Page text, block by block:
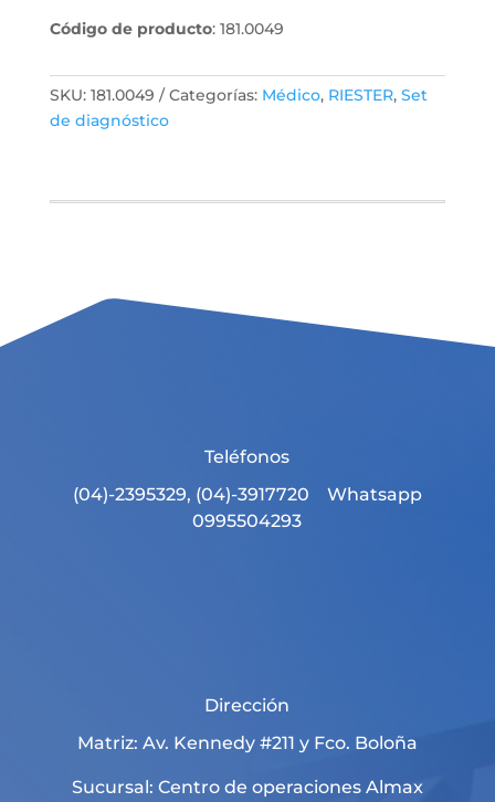
Código de producto: 181.0049
SKU: 181.0049 Categorías: Médico, RIESTER, Set
de diagnóstico
Teléfonos
(04)-2395329, (04)-3917720 Whatsapp
0995504293
Dirección
Matriz: Av. Kennedy #211 y Fco. Boloña
Sucursal: Centro de operaciones Almax